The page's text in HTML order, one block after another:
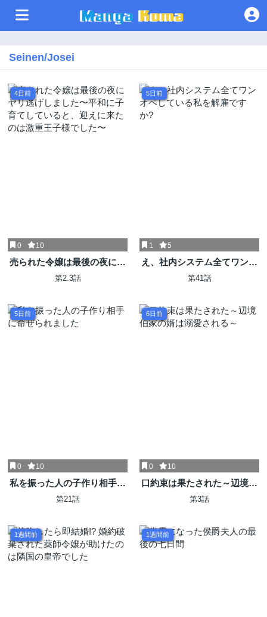
Seinen/Josei
4日前
0 10
売られた令嬢は最後の夜にヤ
リ逃げしました〜平和に子育
第2.3話
5日前
1 5
え、社内システム全てワンオ
ペしている私を解雇ですか?
第41話
5日前
0 10
私を振った人の子作り相手に
命ぜられました
第21話
6日前
0 10
口約束は果たされた～辺境伯
家の婿は溺愛される～
第3話
1週間前 1週間前